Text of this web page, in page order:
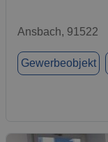
Ansbach, 91522
Gewerbeobjekt